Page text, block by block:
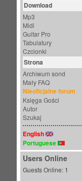
Download
Mp3
Midi
Guitar Pro
Tabulatury
Czcionki
Strona
Archiwum sond
Mały FAQ
Nieoficjalne forum
Księga Gości
Autor
Szukaj
English
Portuguese
Users Online
Guests Online: 1